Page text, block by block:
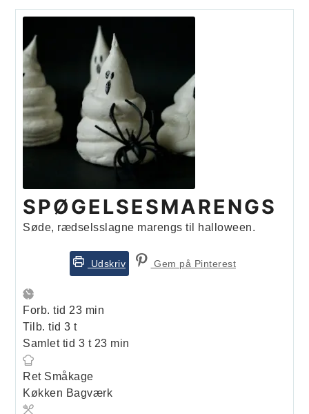
SPØGELSESMARENGS
Søde, rædselsslagne marengs til halloween.
Udskriv Gem på Pinterest
Forb. tid 23minutter
min
Tilb. tid3timer
t
Samlet tid 3timer
t 23minutter
min
Ret Småkage
Køkken Bagværk